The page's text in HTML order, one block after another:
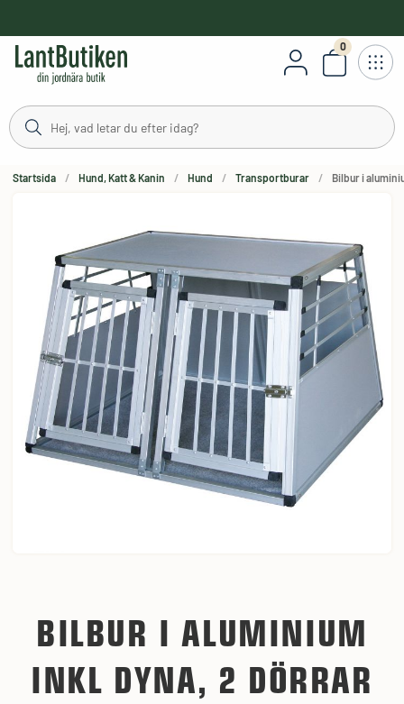
0
Antal
Startsida Hund, Katt & Kanin Hund Transportburar Bilbur i
BILBUR I ALUMINIUM
INKL DYNA, 2 DÖRRAR